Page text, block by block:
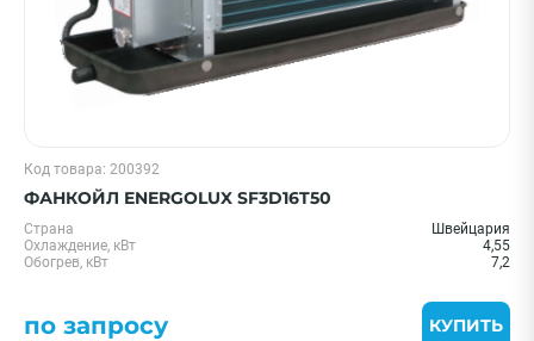
Код товара: 200392
ФАНКОЙЛ ENERGOLUX SF3D16T50
Страна
Швейцария
Охлаждение, кВт
4,55
Обогрев, кВт
7,2
по запросу КУПИТЬ